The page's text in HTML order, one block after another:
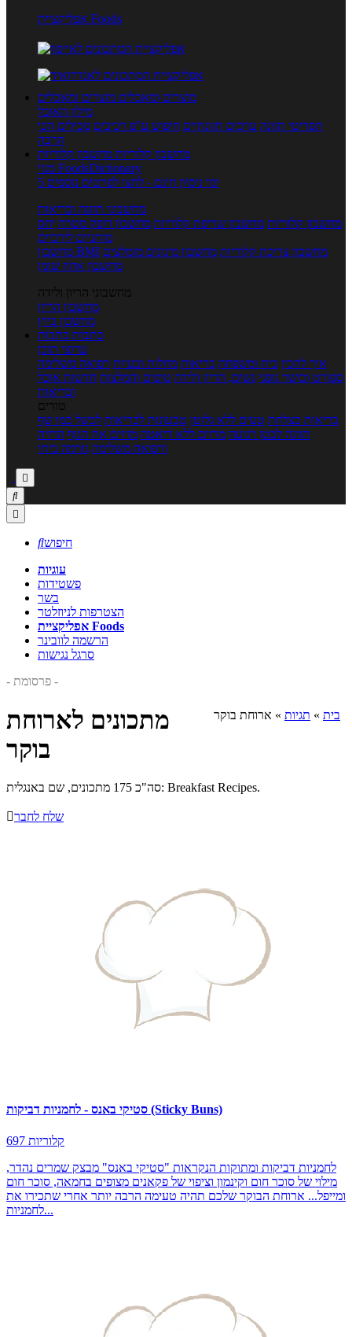
אפליקציית Foods
מוצרים ומאכלים מוצרים ומאכלים
מילון האוכל
תפריטי תזונה ערכים תזונתיים חיפוש ע"פ רכיבים מכילים הכי
הרבה
מחשבון קלוריות מחשבון קלוריות
מנוי FoodsDictionary
5 ימי ניסיון חינם - לחצו לפרטים נוספים
מחשבוני תזונה ובריאות
מחשבון קלוריות מחשבון שריפת קלוריות מחשבון דופק מטרה יחס
מותניים לירכיים
מחשבון BMI
מחשבון צריכת קלוריות מחשבון מינונים מומלצים
מחשבון אחוז שומן
מחשבוני הריון ולידה
מחשבון הריון
מחשבון ביוץ
כתבות כתבות
ערוצי תוכן
איך להכין בית ומשפחה בריאות מחלות ובעיות רפואה משלימה
ספורט וכושר גופני נשים, הריון ולידה טיפים והמלצות חדשות אוכל
ובריאות
טורים
בריאות בצלחת טעים ללא גלוטן טבעונות לבריאות לבשל כמו שף
תזונה לבטן רגועה מרזים ללא דיאטה מזיזים את הגוף הרזיה
ורפואה משלימה גורמה ביתי



חיפוש
עוגיות
פשטידות
בשר
הצטרפות לניוזלטר
אפליקציית Foods
הרשמה לוובינר
סרגל נגישות
- פרסומת -
בית » תגיות » ארוחת בוקר
מתכונים לארוחת
בוקר
סה"כ 175 מתכונים, שם באנגלית: Breakfast Recipes.
שלח לחבר
סטיקי באנס - לחמניות דביקות (Sticky Buns)
697 קלוריות
לחמניות דביקות ומתוקות הנקראות "סטיקי באנס" מבצק שמרים נהדר,
מילוי של סוכר חום וקינמון וציפוי של פקאנים מצופים בחמאה, סוכר חום
ומייפל... ארוחת הבוקר שלכם תהיה טעימה הרבה יותר אחרי שתכירו את
לחמניות...